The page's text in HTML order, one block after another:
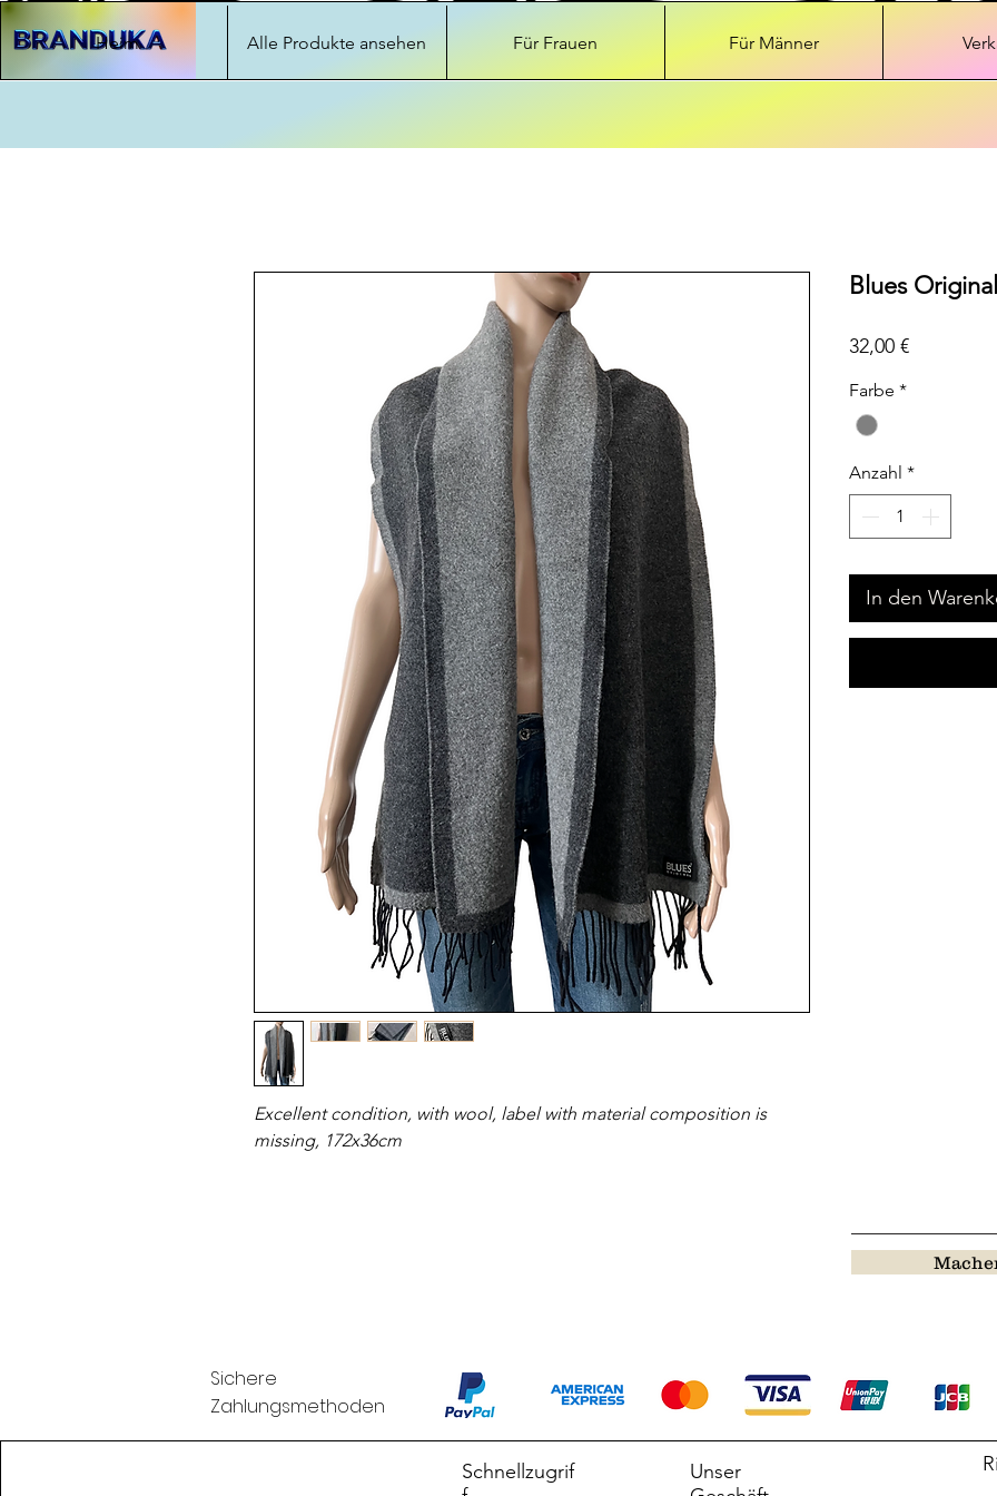
Heim Alle Produkte ansehen Für Frauen Für Männer
Excellent condition, with wool, label with material composition is
missing, 172x36cm
Blues
32,00 €Preis
Farbe *
Anzahl *
In den
Sichere
Zahlungsmethoden
Schnellzugrif
Unser